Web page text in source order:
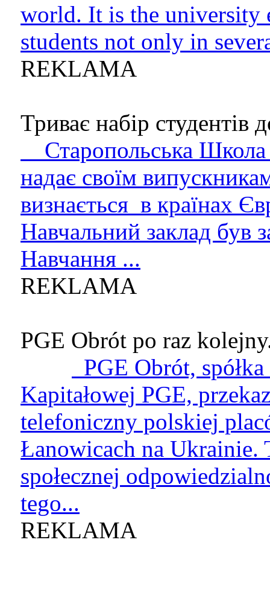
world. It is the university
students not only in
REKLAMA
Триває набір студентів
Старопольська
надає своїм
визнається в країнах
Навчальний заклад був
Навчання ...
REKLAMA
PGE Obrót po raz
PGE Obrót,
Kapitałowej PGE,
telefoniczny polskiej
Łanowicach na Ukrainie.
społecznej
tego...
REKLAMA